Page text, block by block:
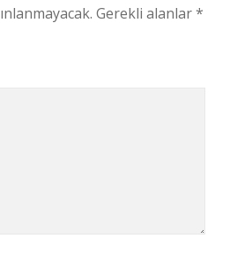
Gerekli alanlar*